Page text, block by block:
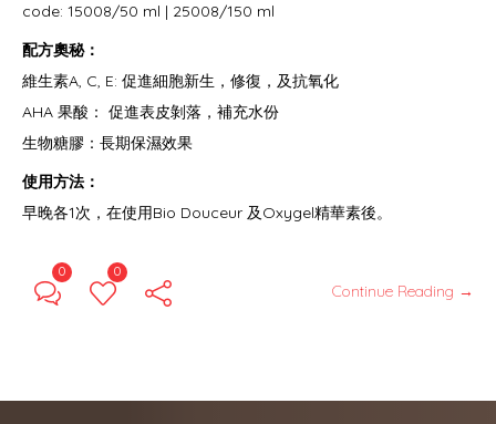
code: 15008/50 ml | 25008/150 ml
配方奧秘：
維生素A, C, E: 促進細胞新生，修復，及抗氧化
AHA 果酸： 促進表皮剝落，補充水份
生物糖膠：長期保濕效果
使用方法：
早晚各1次，在使用Bio Douceur 及Oxygel精華素後。
0 0
Continue Reading →